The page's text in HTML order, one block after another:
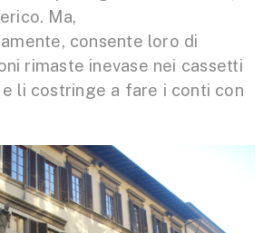
Ma,
consente loro di
rimaste inevase nei cassetti
li costringe a fare i conti con